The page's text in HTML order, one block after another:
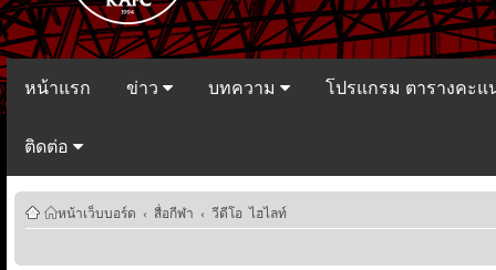
หน้าแรก ข่าว บทความ โปรแกรม ตารางคะ
ติดต่อ
หน้าเว็บบอร์ด ‹ สื่อกีฬา ‹ วีดีโอ ไฮไลท์